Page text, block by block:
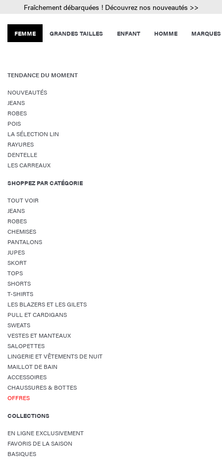
Fraîchement débarquées ! Découvrez nos nouveautés >>
FEMME GRANDES TAILLES ENFANT HOMME MARQUES
TENDANCE DU MOMENT
NOUVEAUTÉS
JEANS
ROBES
POIS
LA SÉLECTION LIN
RAYURES
DENTELLE
LES CARREAUX
SHOPPEZ PAR CATÉGORIE
TOUT VOIR
JEANS
ROBES
CHEMISES
PANTALONS
JUPES
SKORT
TOPS
SHORTS
T-SHIRTS
LES BLAZERS ET LES GILETS
PULL ET CARDIGANS
SWEATS
VESTES ET MANTEAUX
SALOPETTES
LINGERIE ET VÊTEMENTS DE NUIT
MAILLOT DE BAIN
ACCESSOIRES
CHAUSSURES & BOTTES
OFFRES
COLLECTIONS
EN LIGNE EXCLUSIVEMENT
FAVORIS DE LA SAISON
BASIQUES